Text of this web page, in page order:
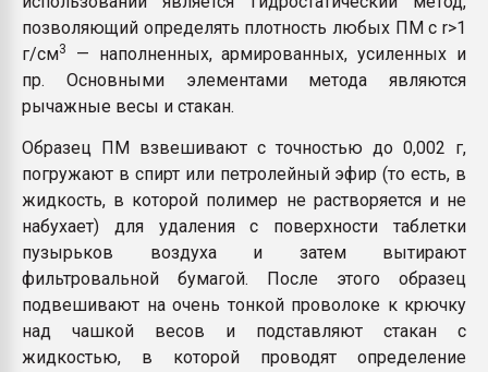
позволяющий определять плотность любых ПМ с r>1
г/см3
— наполненных, армированных, усиленных и
пр. Основными элементами метода являются
рычажные весы и стакан.
Образец ПМ взвешивают с точностью до 0,002 г,
погружают в спирт или петролейный эфир (то есть, в
жидкость, в которой полимер не растворяется и не
набухает) для удаления с поверхности таблетки
пузырьков воздуха и затем вытирают
фильтровальной бумагой. После этого образец
подвешивают на очень тонкой проволоке к крючку
над чашкой весов и подставляют стакан с
жидкостью, в которой проводят определение